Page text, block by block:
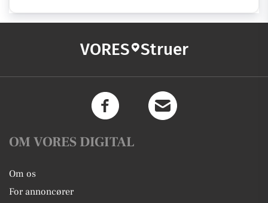
VORES Struer
OM VORES DIGITAL
Om os
For annoncører